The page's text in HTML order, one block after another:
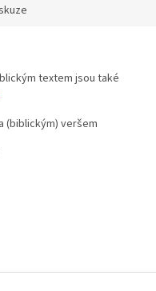
textem jsou také
(biblickým) veršem